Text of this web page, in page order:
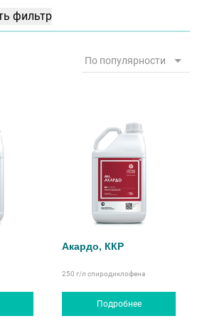
По популярности
Акардо, ККР
250 г/л спиродиклофена
Подробнее